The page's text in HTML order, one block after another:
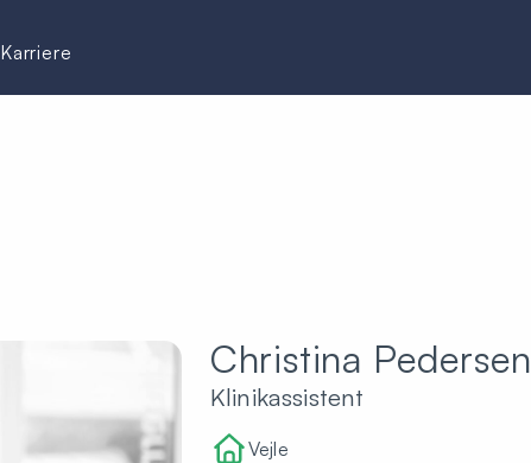
Christina Pedersen
Klinikassistent
Vejle
Karriere